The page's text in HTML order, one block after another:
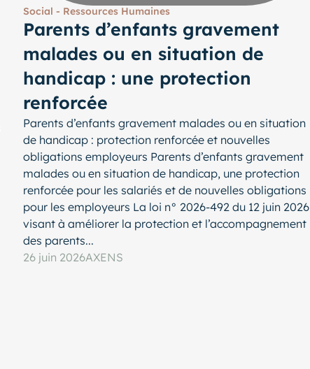
Social - Ressources Humaines
Parents d’enfants gravement
malades ou en situation de
handicap : une protection
renforcée
Parents d’enfants gravement malades ou en situation
de handicap : protection renforcée et nouvelles
obligations employeurs Parents d’enfants gravement
malades ou en situation de handicap, une protection
renforcée pour les salariés et de nouvelles obligations
pour les employeurs La loi n° 2026-492 du 12 juin 2026
visant à améliorer la protection et l’accompagnement
des parents...
26 juin 2026AXENS